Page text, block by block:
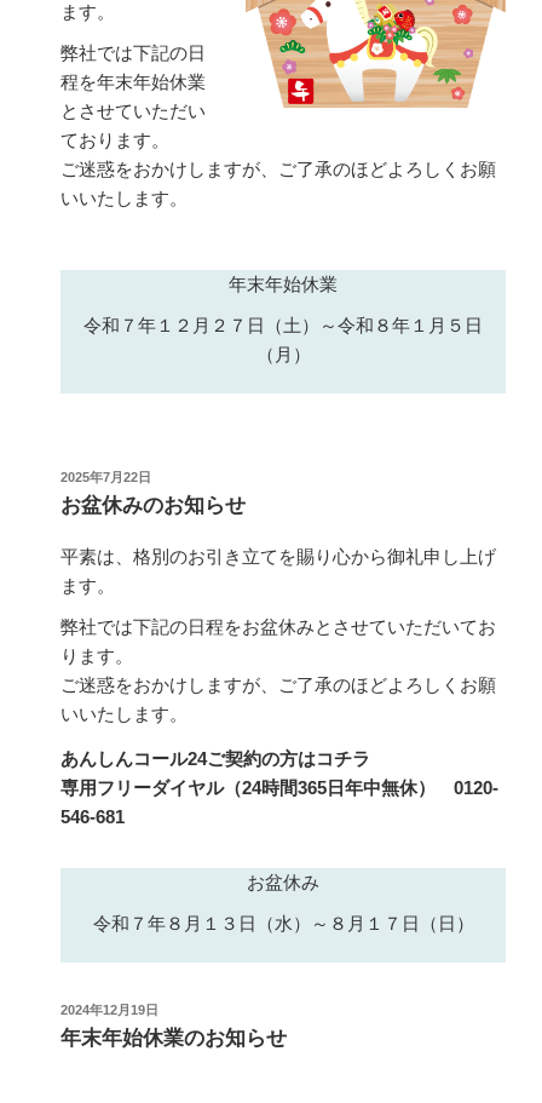
ます。
弊社では下記の日
程を年末年始休業
とさせていただい
ております。
ご迷惑をおかけしますが、ご了承のほどよろしくお願
いいたします。
年末年始休業
令和７年１２月２７日（土）～令和８年１月５日
（月）
投
稿
日:
2025年7月22日
お盆休みのお知らせ
平素は、格別のお引き立てを賜り心から御礼申し上げ
ます。
弊社では下記の日程をお盆休みとさせていただいてお
ります。
ご迷惑をおかけしますが、ご了承のほどよろしくお願
いいたします。
あんしんコール24ご契約の方はコチラ
専用フリーダイヤル（24時間365日年中無休） 0120-
546-681
お盆休み
令和７年８月１３日（水）～８月１７日（日）
投
稿
2024年12月19日
年末年始休業のお知らせ